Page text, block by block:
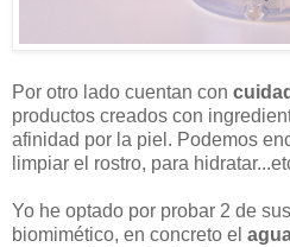
Por otro lado cuentan con
productos creados con
afinidad por la piel. Podemos
limpiar el rostro, para
Yo he optado por probar 2 de
biomimético, en concreto el